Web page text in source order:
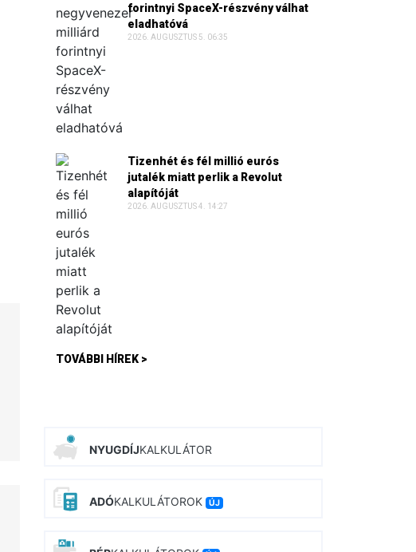
forintnyi SpaceX-részvény válhat
eladhatóvá
2026. AUGUSZTUS 5. 06:35
Tizenhét és fél millió eurós
jutalék miatt perlik a Revolut
alapítóját
2026. AUGUSZTUS 4. 14:27
TOVÁBBI HÍREK >
NYUGDÍJKALKULÁTOR
ADÓKALKULÁTOROK ÚJ